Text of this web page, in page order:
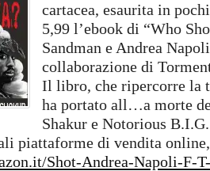
cartacea, esaurita in
5,99 l’ebook di “Who
Sandman e Andrea
collaborazione di
Il libro, che ripercorre la
ha portato all…a morte
Shakur e Notorious
piattaforme di vendita
Shot-Andrea-Napoli-F-